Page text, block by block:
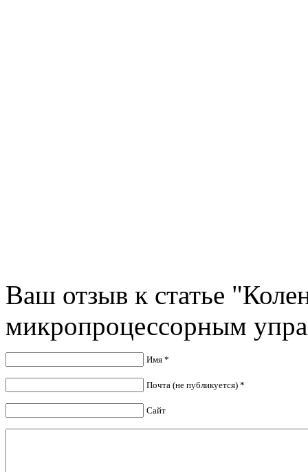
Ваш отзыв к статье
микропроцессорным
Имя *
Почта (не публикуется) *
Сайт